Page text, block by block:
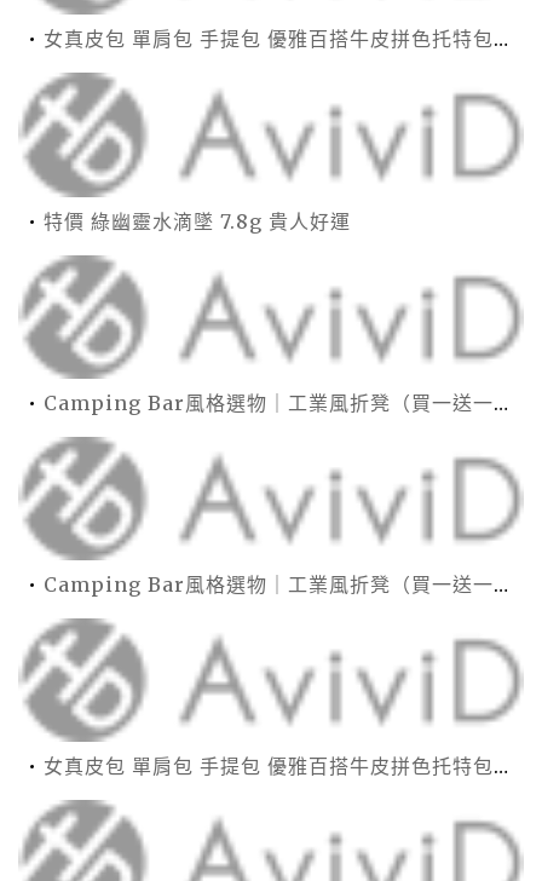
女真皮包 單肩包 手提包 優雅百搭牛皮拼色托特包(6色)【XWL780163】＊艾美時尚(現+預)
特價 綠幽靈水滴墜 7.8g 貴人好運
Camping Bar風格選物｜工業風折凳（買一送一）22cm高小椅
Camping Bar風格選物｜工業風折凳（買一送一）22cm高小椅
女真皮包 單肩包 手提包 優雅百搭牛皮拼色托特包(6色)【XWL780163】＊艾美時尚(現+預)